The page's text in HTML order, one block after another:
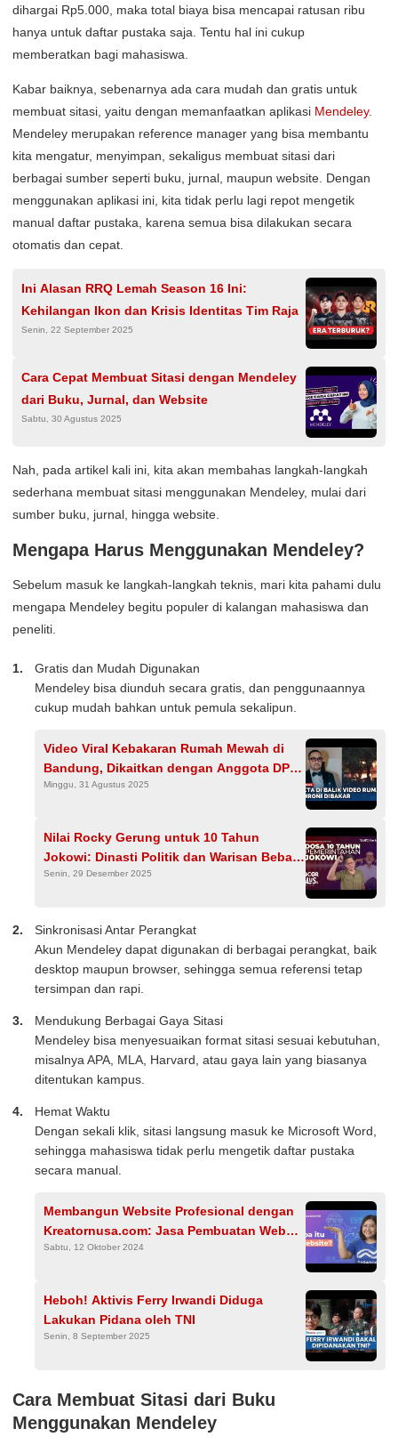
dihargai Rp5.000, maka total biaya bisa mencapai ratusan ribu
hanya untuk daftar pustaka saja. Tentu hal ini cukup
memberatkan bagi mahasiswa.
Kabar baiknya, sebenarnya ada cara mudah dan gratis untuk
membuat sitasi, yaitu dengan memanfaatkan aplikasi Mendeley.
Mendeley merupakan reference manager yang bisa membantu
kita mengatur, menyimpan, sekaligus membuat sitasi dari
berbagai sumber seperti buku, jurnal, maupun website. Dengan
menggunakan aplikasi ini, kita tidak perlu lagi repot mengetik
manual daftar pustaka, karena semua bisa dilakukan secara
otomatis dan cepat.
Ini Alasan RRQ Lemah Season 16 Ini:
Kehilangan Ikon dan Krisis Identitas Tim Raja
Senin, 22 September 2025
Cara Cepat Membuat Sitasi dengan Mendeley
dari Buku, Jurnal, dan Website
Sabtu, 30 Agustus 2025
Nah, pada artikel kali ini, kita akan membahas langkah-langkah
sederhana membuat sitasi menggunakan Mendeley, mulai dari
sumber buku, jurnal, hingga website.
Mengapa Harus Menggunakan Mendeley?
Sebelum masuk ke langkah-langkah teknis, mari kita pahami dulu
mengapa Mendeley begitu populer di kalangan mahasiswa dan
peneliti.
Gratis dan Mudah Digunakan
Mendeley bisa diunduh secara gratis, dan penggunaannya
cukup mudah bahkan untuk pemula sekalipun.
Video Viral Kebakaran Rumah Mewah di
Bandung, Dikaitkan dengan Anggota DPR
RI Ahmad Sahroni Ternyata Hoaks
Minggu, 31 Agustus 2025
Nilai Rocky Gerung untuk 10 Tahun
Jokowi: Dinasti Politik dan Warisan Beban
untuk Prabowo Subianto
Senin, 29 Desember 2025
Sinkronisasi Antar Perangkat
Akun Mendeley dapat digunakan di berbagai perangkat, baik
desktop maupun browser, sehingga semua referensi tetap
tersimpan dan rapi.
Mendukung Berbagai Gaya Sitasi
Mendeley bisa menyesuaikan format sitasi sesuai kebutuhan,
misalnya APA, MLA, Harvard, atau gaya lain yang biasanya
ditentukan kampus.
Hemat Waktu
Dengan sekali klik, sitasi langsung masuk ke Microsoft Word,
sehingga mahasiswa tidak perlu mengetik daftar pustaka
secara manual.
Membangun Website Profesional dengan
Kreatornusa.com: Jasa Pembuatan Web
Terbaik di Indonesia
Sabtu, 12 Oktober 2024
Heboh! Aktivis Ferry Irwandi Diduga
Lakukan Pidana oleh TNI
Senin, 8 September 2025
Cara Membuat Sitasi dari Buku
Menggunakan Mendeley